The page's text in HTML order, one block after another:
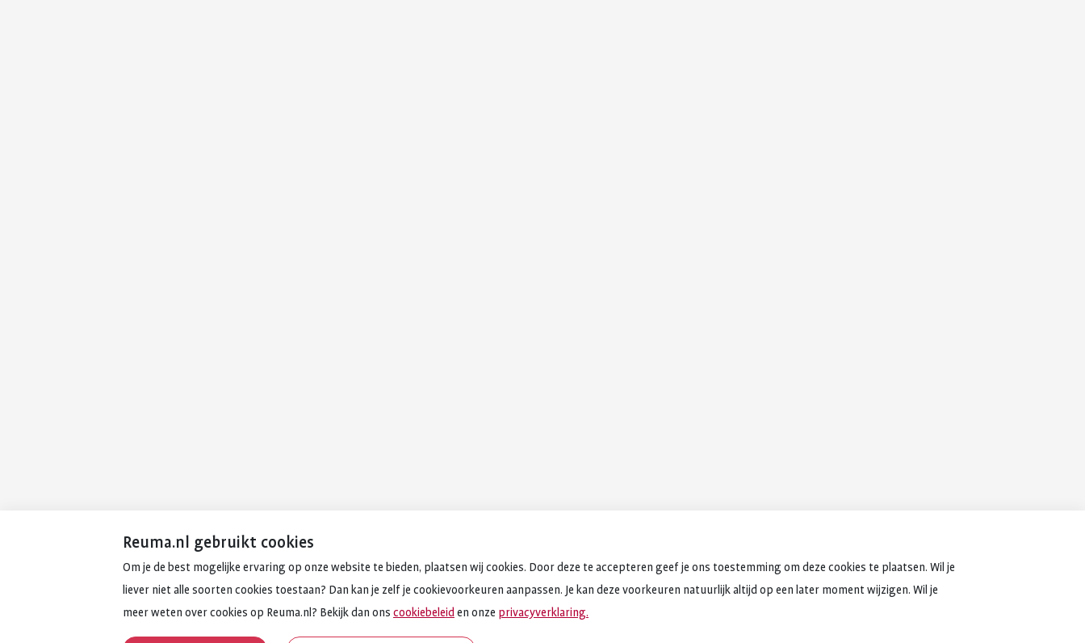
Reuma.nl gebruikt cookies
Om je de best mogelijke ervaring op onze website te bieden, plaatsen wij cookies. Door deze te accepteren geef je ons toestemming om deze cookies te plaatsen. Wil je
liever niet alle soorten cookies toestaan? Dan kan je zelf je cookievoorkeuren aanpassen. Je kan deze voorkeuren natuurlijk altijd op een later moment wijzigen. Wil je
meer weten over cookies op Reuma.nl? Bekijk dan ons cookiebeleid en onze privacyverklaring.